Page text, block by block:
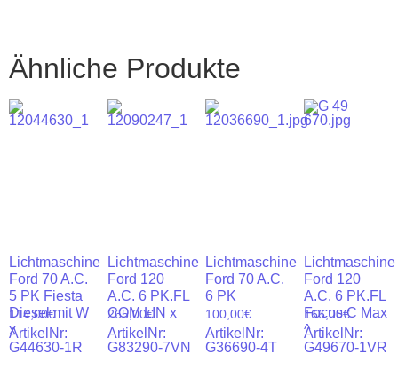
Ähnliche Produkte
Lichtmaschine
Ford 70 A.C.
5 PK Fiesta
Diesel mit W
x
114,00€
ArtikelNr:
G44630-1R
Lichtmaschine
Ford 120
A.C. 6 PK.FL
COM LIN x
265,00€
ArtikelNr:
G83290-7VN
Lichtmaschine
Ford 70 A.C.
6 PK
100,00€
ArtikelNr:
G36690-4T
Lichtmaschine
Ford 120
A.C. 6 PK.FL
Focus C Max
^
166,00€
ArtikelNr:
G49670-1VR